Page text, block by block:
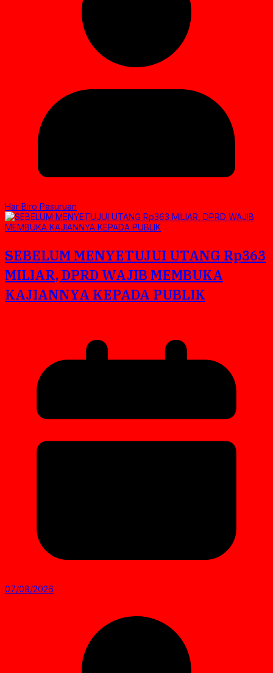
Har Biro Pasuruan
SEBELUM MENYETUJUI UTANG Rp363
MILIAR, DPRD WAJIB MEMBUKA
KAJIANNYA KEPADA PUBLIK
07/08/2026